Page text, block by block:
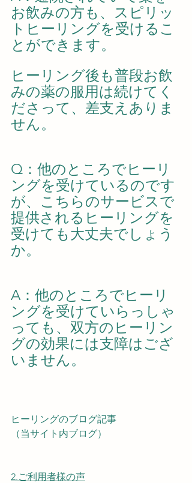
お飲みの方も、スピリッ
トヒーリングを受けるこ
とができます。
ヒーリング後も普段お飲
みの薬の服用は続けてく
ださって、差支えありま
せん。
Q：他のところでヒーリ
ングを受けているのです
が、こちらのサービスで
提供されるヒーリングを
受けても大丈夫でしょう
か。
A：他のところでヒーリ
ングを受けていらっしゃ
っても、双方のヒーリン
グの効果には支障はござ
いません。
ヒーリングのブログ記事
（当サイト内ブログ）
2.ご利用者様の声